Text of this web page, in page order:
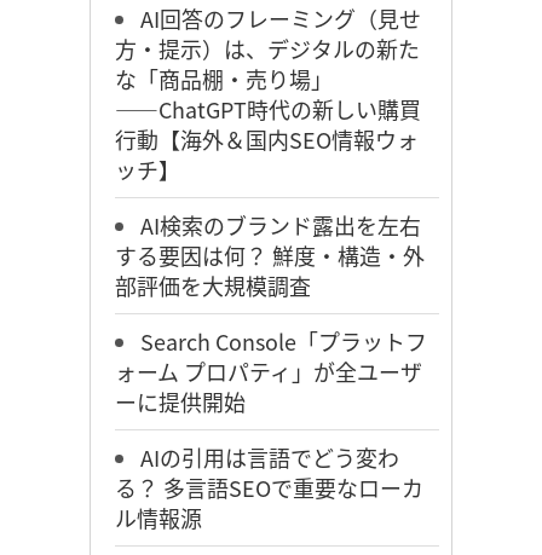
AI回答のフレーミング（見せ
方・提示）は、デジタルの新た
な「商品棚・売り場」
――ChatGPT時代の新しい購買
行動【海外＆国内SEO情報ウォ
ッチ】
AI検索のブランド露出を左右
する要因は何？ 鮮度・構造・外
部評価を大規模調査
Search Console「プラットフ
ォーム プロパティ」が全ユーザ
ーに提供開始
AIの引用は言語でどう変わ
る？ 多言語SEOで重要なローカ
ル情報源